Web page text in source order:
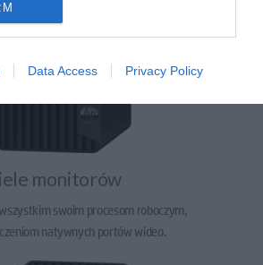
Data Access Privacy Policy
bez problemu dokupisz niezbędne
monitorów
swoim procesom roboczym,
natywnych portów wideo.